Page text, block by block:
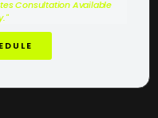
Consultation Available